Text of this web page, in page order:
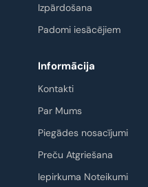
Izpārdošana
Padomi iesācējiem
Informācija
Kontakti
Par Mums
Piegādes nosacījumi
Preču Atgriešana
Iepirkuma Noteikumi